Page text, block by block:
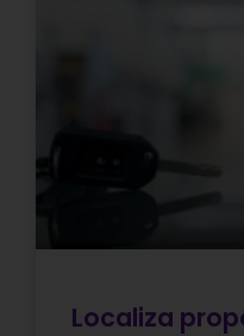
Localiza